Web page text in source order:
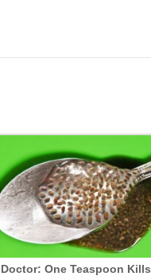
Doctor: One Teaspoon Kills